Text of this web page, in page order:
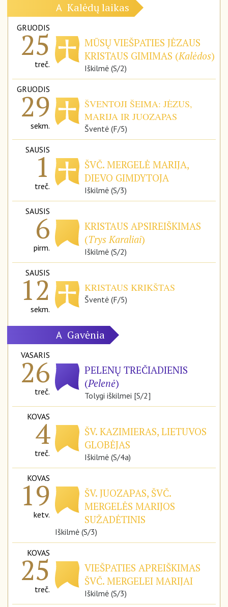
A Kalėdų laikas
GRUODIS
25
treč.
MŪSŲ VIEŠPATIES JĖZAUS
KRISTAUS GIMIMAS (Kalėdos)
Iškilmė (S/2)
GRUODIS
29
sekm.
ŠVENTOJI ŠEIMA: JĖZUS,
MARIJA IR JUOZAPAS
Šventė (F/5)
SAUSIS
1
treč.
ŠVČ. MERGELĖ MARIJA,
DIEVO GIMDYTOJA
Iškilmė (S/3)
SAUSIS
6
pirm.
KRISTAUS APSIREIŠKIMAS
(Trys Karaliai)
Iškilmė (S/2)
SAUSIS
12
sekm.
KRISTAUS KRIKŠTAS
Šventė (F/5)
A Gavėnia
VASARIS
26
treč.
PELENŲ TREČIADIENIS
(Pelenė)
Tolygi iškilmei [S/2]
KOVAS
4
treč.
ŠV. KAZIMIERAS, LIETUVOS
GLOBĖJAS
Iškilmė (S/4a)
KOVAS
19
ketv.
ŠV. JUOZAPAS, ŠVČ.
MERGELĖS MARIJOS
SUŽADĖTINIS
Iškilmė (S/3)
KOVAS
25
treč.
VIEŠPATIES APREIŠKIMAS
ŠVČ. MERGELEI MARIJAI
Iškilmė (S/3)